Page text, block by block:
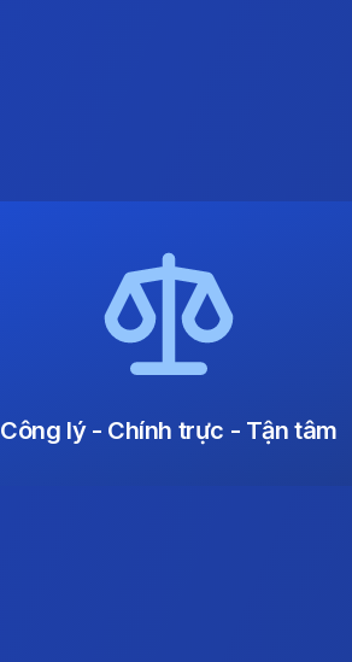
Công lý - Chính trực - Tận tâm